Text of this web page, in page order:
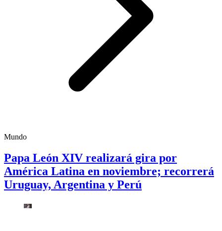
Mundo
Papa León XIV realizará gira por
América Latina en noviembre; recorrerá
Uruguay, Argentina y Perú